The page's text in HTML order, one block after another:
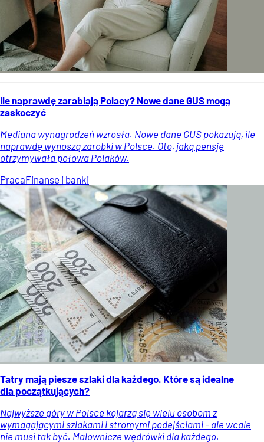
Ile naprawdę zarabiają Polacy? Nowe dane GUS mogą
zaskoczyć
Mediana wynagrodzeń wzrosła. Nowe dane GUS pokazują, ile
naprawdę wynoszą zarobki w Polsce. Oto, jaką pensję
otrzymywała połowa Polaków.
PracaFinanse i banki
Tatry mają piesze szlaki dla każdego. Które są idealne
dla początkujących?
Najwyższe góry w Polsce kojarzą się wielu osobom z
wymagającymi szlakami i stromymi podejściami – ale wcale
nie musi tak być. Malownicze wędrówki dla każdego.